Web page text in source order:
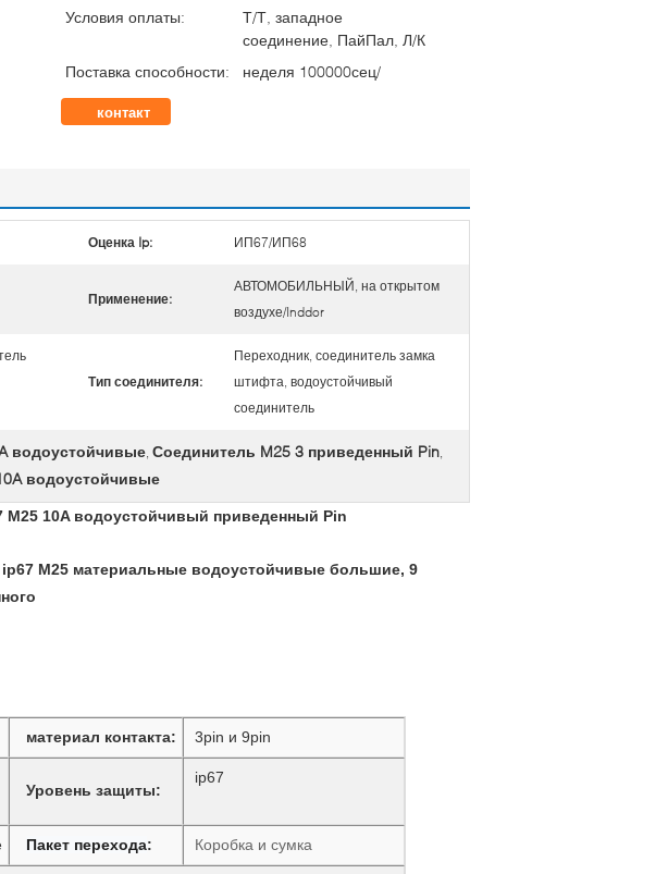
Условия оплаты:
Т/Т, западное
соединение, ПайПал, Л/К
Поставка способности:
неделя 100000сец/
контакт
Оценка Ip: ИП67/ИП68
Применение:
АВТОМОБИЛЬНЫЙ, на открытом
воздухе/Inddor
Тип соединителя:
Переходник, соединитель замка
штифта, водоустойчивый
соединитель
водоустойчивые Соединитель M25 3 приведенный Pin
водоустойчивые
M25 10A водоустойчивый приведенный Pin
M25 материальные водоустойчивые большие, 9
материал контакта: 3pin и 9pin
Уровень защиты:
ip67
Пакет перехода: Коробка и сумка